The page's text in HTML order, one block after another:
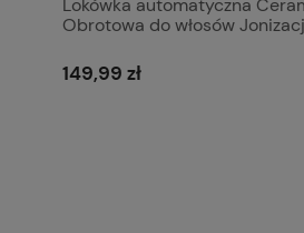
Lokówka automatyczna
Obrotowa do włosów
149,99 zł